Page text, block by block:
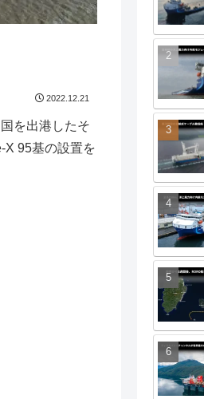
2022.12.21
を出港したそ
X 95基の設置を